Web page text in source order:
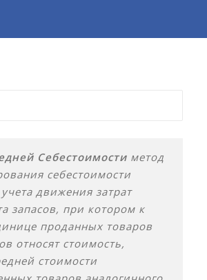
Себестоимости метод
себестоимости
движения затрат
запасов, при котором к
проданных товаров
относят стоимость,
стоимости